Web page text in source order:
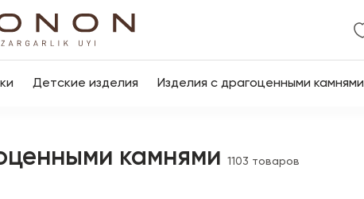
Детские изделия Изделия с драгоценными камнями
камнями 1103 товаров